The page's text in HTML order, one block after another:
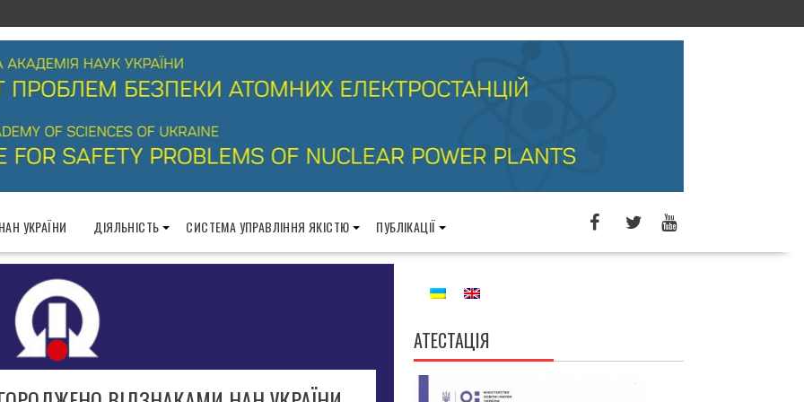
УКРАЇНИ ДІЯЛЬНІСТЬ СИСТЕМА УПРАВЛІННЯ ЯКІСТЮ ПУБЛІКАЦІЇ
АТЕСТАЦІЯ